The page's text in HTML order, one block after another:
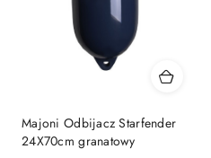
Majoni Odbijacz Starfender
24X70cm granatowy